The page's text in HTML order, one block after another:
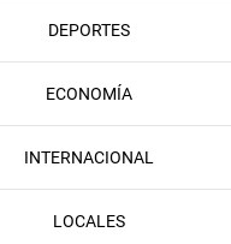
DEPORTES
ECONOMÍA
INTERNACIONAL
LOCALES